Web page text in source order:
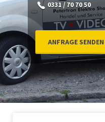
0331 / 70 70 50
ANFRAGE SENDEN